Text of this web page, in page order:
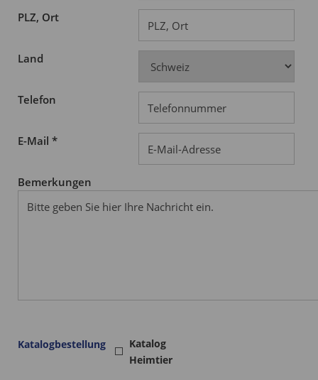
PLZ, Ort
Land
Telefon
E-Mail *
Bemerkungen
Katalogbestellung
Katalog
Heimtier